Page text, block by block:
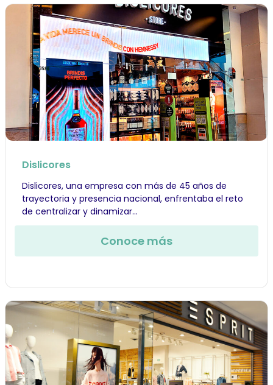
Dislicores
Dislicores, una empresa con más de 45 años de
trayectoria y presencia nacional, enfrentaba el reto
de centralizar y dinamizar...
Conoce más